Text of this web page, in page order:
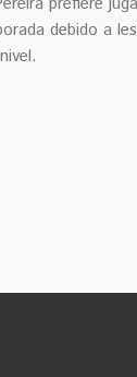
debido a